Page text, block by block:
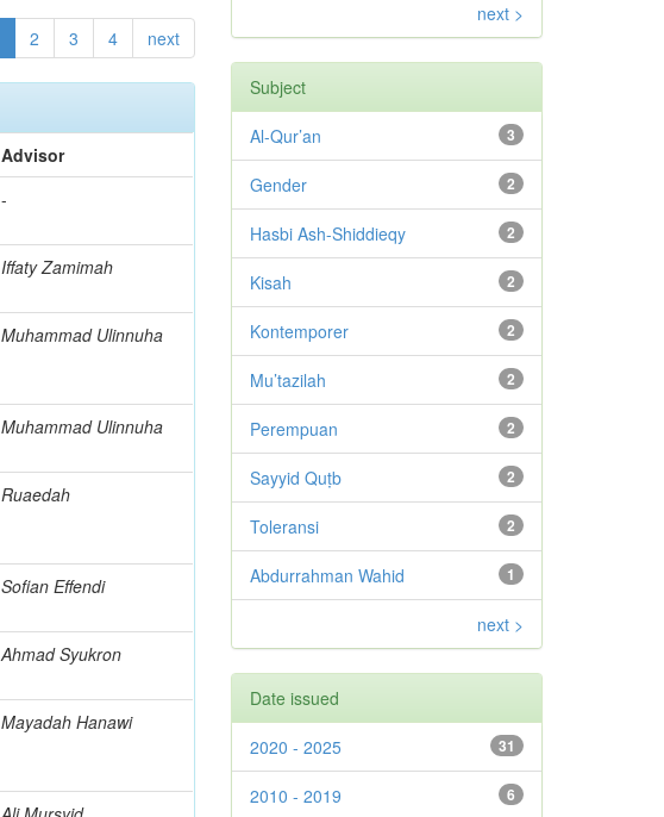
2 3 4 next
Advisor
-
Iffaty Zamimah
Muhammad Ulinnuha
Muhammad Ulinnuha
Ruaedah
Sofian Effendi
Ahmad Syukron
Mayadah Hanawi
next >
Subject
3
Al-Qur’an
2
Gender
2
Hasbi Ash-Shiddieqy
2
Kisah
2
Kontemporer
2
Mu’tazilah
2
Perempuan
2
Sayyid Quṭb
2
Toleransi
1
Abdurrahman Wahid
next >
Date issued
31
2020 - 2025
6
2010 - 2019